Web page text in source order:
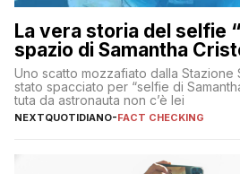
La vera storia del selfie
spazio di Samantha
Uno scatto mozzafiato dalla Stazione
stato spacciato per “selfie di
tuta da astronauta non c’è lei
NEXTQUOTIDIANO-FACT CHECKING